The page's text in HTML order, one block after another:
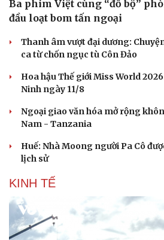
Doanh nghiệp 24h
Doanh nhân
Tin
Ba phim Việt cùng “đổ bộ”
đầu loạt bom tấn ngoại
Thanh âm vượt đại dương:
ca từ chốn ngục tù Côn Đảo
Hoa hậu Thế giới Miss World
Ninh ngày 11/8
Ngoại giao văn hóa mở rộng
Nam - Tanzania
Huế: Nhà Moong người Pa Cô
lịch sử
KINH TẾ